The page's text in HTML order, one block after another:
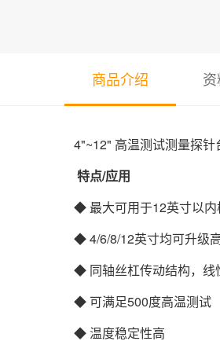
商品介绍
4"~12" 高温测试测量探针
特点/应用
◆ 最大可用于12英寸以内
◆ 4/6/8/12英寸均可升级
◆ 同轴丝杠传动结构，线
◆ 可满足500度高温测试
◆ 温度稳定性高